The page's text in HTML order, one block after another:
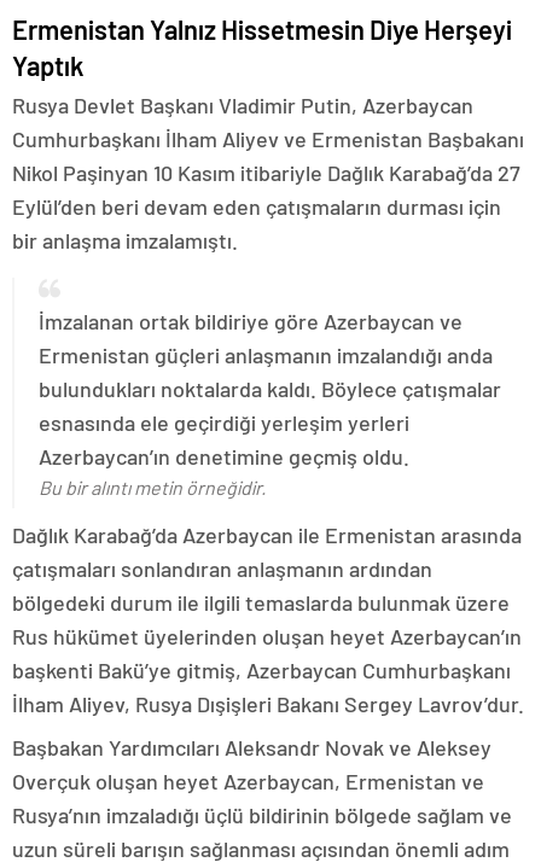
Ermenistan Yalnız Hissetmesin Diye Herşeyi
Yaptık
Rusya Devlet Başkanı Vladimir Putin, Azerbaycan
Cumhurbaşkanı İlham Aliyev ve Ermenistan Başbakanı
Nikol Paşinyan 10 Kasım itibariyle Dağlık Karabağ’da 27
Eylül’den beri devam eden çatışmaların durması için
bir anlaşma imzalamıştı.
İmzalanan ortak bildiriye göre Azerbaycan ve
Ermenistan güçleri anlaşmanın imzalandığı anda
bulundukları noktalarda kaldı. Böylece çatışmalar
esnasında ele geçirdiği yerleşim yerleri
Azerbaycan’ın denetimine geçmiş oldu.
Bu bir alıntı metin örneğidir.
Dağlık Karabağ’da Azerbaycan ile Ermenistan arasında
çatışmaları sonlandıran anlaşmanın ardından
bölgedeki durum ile ilgili temaslarda bulunmak üzere
Rus hükümet üyelerinden oluşan heyet Azerbaycan’ın
başkenti Bakü’ye gitmiş, Azerbaycan Cumhurbaşkanı
İlham Aliyev, Rusya Dışişleri Bakanı Sergey Lavrov’dur.
Başbakan Yardımcıları Aleksandr Novak ve Aleksey
Overçuk oluşan heyet Azerbaycan, Ermenistan ve
Rusya’nın imzaladığı üçlü bildirinin bölgede sağlam ve
uzun süreli barışın sağlanması açısından önemli adım